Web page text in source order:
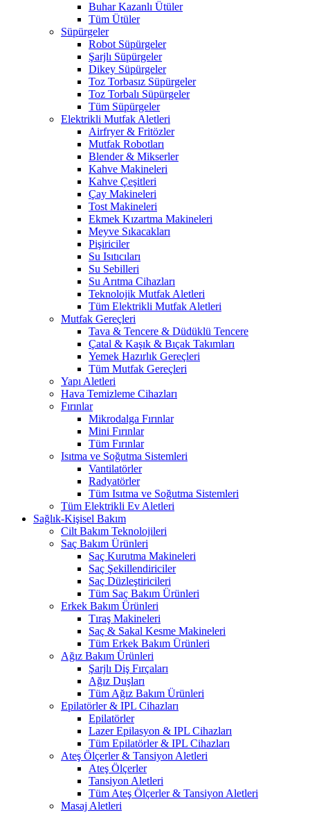
Buhar Kazanlı Ütüler
Tüm Ütüler
Süpürgeler
Robot Süpürgeler
Şarjlı Süpürgeler
Dikey Süpürgeler
Toz Torbasız Süpürgeler
Toz Torbalı Süpürgeler
Tüm Süpürgeler
Elektrikli Mutfak Aletleri
Airfryer & Fritözler
Mutfak Robotları
Blender & Mikserler
Kahve Makineleri
Kahve Çeşitleri
Çay Makineleri
Tost Makineleri
Ekmek Kızartma Makineleri
Meyve Sıkacakları
Pişiriciler
Su Isıtıcıları
Su Sebilleri
Su Arıtma Cihazları
Teknolojik Mutfak Aletleri
Tüm Elektrikli Mutfak Aletleri
Mutfak Gereçleri
Tava & Tencere & Düdüklü Tencere
Çatal & Kaşık & Bıçak Takımları
Yemek Hazırlık Gereçleri
Tüm Mutfak Gereçleri
Yapı Aletleri
Hava Temizleme Cihazları
Fırınlar
Mikrodalga Fırınlar
Mini Fırınlar
Tüm Fırınlar
Isıtma ve Soğutma Sistemleri
Vantilatörler
Radyatörler
Tüm Isıtma ve Soğutma Sistemleri
Tüm Elektrikli Ev Aletleri
Sağlık-Kişisel Bakım
Cilt Bakım Teknolojileri
Saç Bakım Ürünleri
Saç Kurutma Makineleri
Saç Şekillendiriciler
Saç Düzleştiricileri
Tüm Saç Bakım Ürünleri
Erkek Bakım Ürünleri
Tıraş Makineleri
Saç & Sakal Kesme Makineleri
Tüm Erkek Bakım Ürünleri
Ağız Bakım Ürünleri
Şarjlı Diş Fırçaları
Ağız Duşları
Tüm Ağız Bakım Ürünleri
Epilatörler & IPL Cihazları
Epilatörler
Lazer Epilasyon & IPL Cihazları
Tüm Epilatörler & IPL Cihazları
Ateş Ölçerler & Tansiyon Aletleri
Ateş Ölçerler
Tansiyon Aletleri
Tüm Ateş Ölçerler & Tansiyon Aletleri
Masaj Aletleri